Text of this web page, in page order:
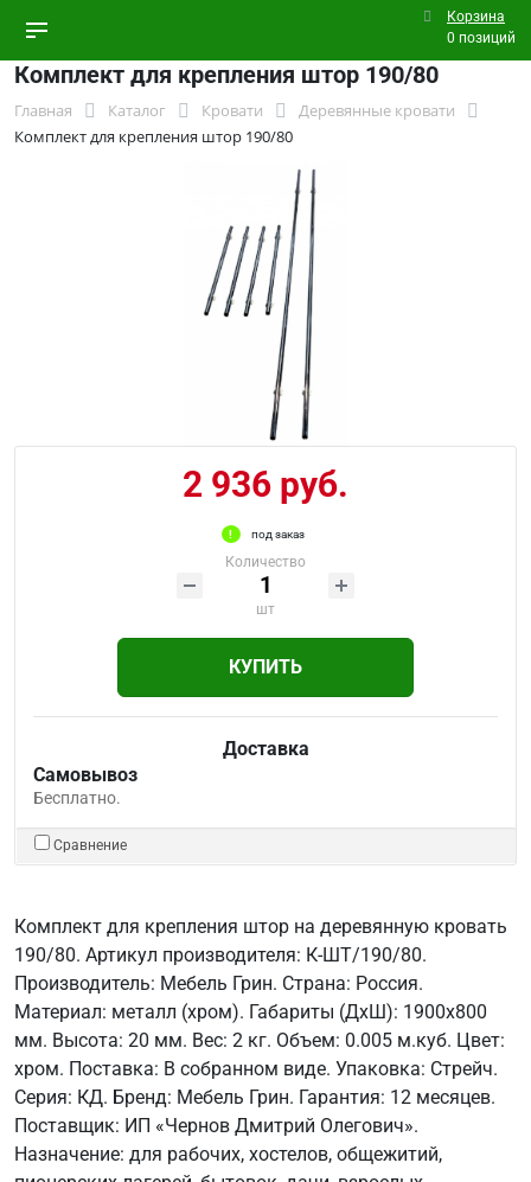
Корзина
0 позиций
Комплект для крепления штор 190/80
Главная Каталог Кровати
Деревянные кровати
Комплект для крепления штор 190/80
2 936 руб.
под заказ
Количество
шт
КУПИТЬ
Доставка
Самовывоз
Бесплатно.
Сравнение
Комплект для крепления штор на деревянную кровать
190/80. Артикул производителя: К-ШТ/190/80.
Производитель: Мебель Грин. Страна: Россия.
Материал: металл (хром). Габариты (ДхШ): 1900х800
мм. Высота: 20 мм. Вес: 2 кг. Объем: 0.005 м.куб. Цвет:
хром. Поставка: В собранном виде. Упаковка: Стрейч.
Серия: КД. Бренд: Мебель Грин. Гарантия: 12 месяцев.
Поставщик: ИП «Чернов Дмитрий Олегович».
Назначение: для рабочих, хостелов, общежитий,